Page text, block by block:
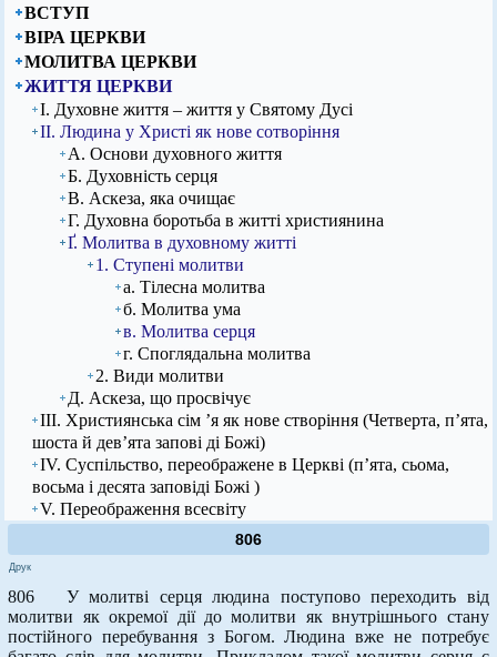
ВСТУП
ВІРА ЦЕРКВИ
МОЛИТВА ЦЕРКВИ
ЖИТТЯ ЦЕРКВИ
І. Духовне життя – життя у Святому Дусі
ІІ. Людина у Христі як нове сотворіння
А. Основи духовного життя
Б. Духовність серця
В. Аскеза, яка очищає
Г. Духовна боротьба в житті християнина
Ґ. Молитва в духовному житті
1. Ступені молитви
а. Тілесна молитва
б. Молитва ума
в. Молитва серця
г. Споглядальна молитва
2. Види молитви
Д. Аскеза, що просвічує
ІІІ. Християнська сім ’я як нове створіння (Четверта, п’ята,
шоста й дев’ята запові ді Божі)
IV. Суспільство, переображене в Церкві (п’ята, сьома,
восьма і десята заповіді Божі )
V. Переображення всесвіту
806
Друк
806 У молитві серця людина поступово переходить від
молитви як окремої дії до молитви як внутрішнього стану
постійного перебування з Богом. Людина вже не потребує